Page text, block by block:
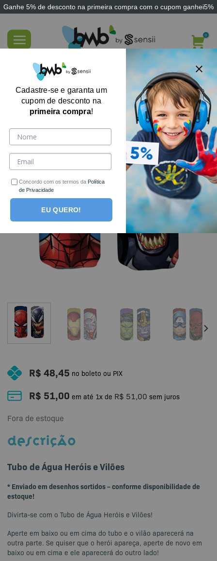
Ganhe 5% de desconto na primeira compra com o cupom ganhei5%
content
Tubo de Água Heróis e Vilões
R$ 48,45 no boleto ou PIX
R$ 51,00 em até 1x de R$ 51,00 sem juros
Fora de estoque
DESCRIÇÃO
Tubo de Água Heróis e Vilões
* Enviado em desenhos sortidos – conforme disponibilidade de
estoque!
Divirta-se com o Tubo de Água Heróis e Vilões!
Aperte em baixo ou em cima do tubo e o vilão aparecerá na
outra parte. Se quiser que o herói apareça, aperte de novo em
baixo ou em cima e ele aparecerá do outro lado!
Cadastre-se e garanta um
cupom de desconto na
primeira compra!
Concordo com os termos da Política
de Privacidade
EU QUERO!